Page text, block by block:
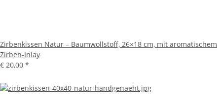
Zirbenkissen Natur – Baumwollstoff, 26×18 cm, mit aromatischem
Zirben-Inlay
€ 20,00 *